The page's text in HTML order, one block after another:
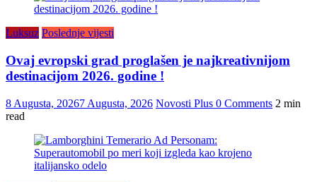
Luksuz Poslednje vijesti
Ovaj evropski grad proglašen je najkreativnijom
destinacijom 2026. godine !
8 Augusta, 20267 Augusta, 2026 Novosti Plus 0 Comments 2 min
read